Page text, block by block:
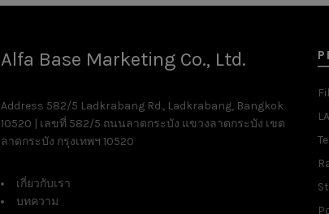
Alfa Base Marketing Co., Ltd.
Address 582/5 Ladkrabang Rd., Ladkrabang, Bangkok
10520 | เลขที่ 582/5 ถนนลาดกระบัง แขวงลาดกระบัง เขต
ลาดกระบัง กรุงเทพฯ 10520
เกี่ยวกับเรา
บทความ